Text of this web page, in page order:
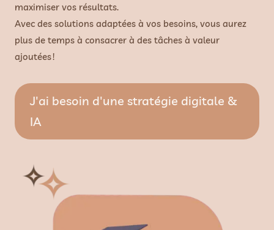
maximiser vos résultats.
Avec des solutions adaptées à vos besoins, vous aurez
plus de temps à consacrer à des tâches à valeur
ajoutées !
J'ai besoin d'une stratégie digitale &
IA